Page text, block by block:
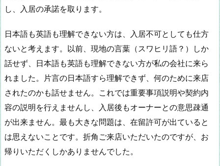
し、入居の承諾を取ります。
日本語も英語も理解できない方は、入居不可としても仕方
ないと考えます。以前、現地の言葉（スワヒリ語？）しか
話せず、日本語も英語も理解できない方が私の会社に来ら
れました。片言の日本語すら理解できず、何のために来店
されたのかも話せません。これでは重要事項説明や契約内
容の説明を行えませんし、入居後もオーナーとの意思疎通
が出来ません。最も大きな問題は、在留許可が出ていると
は思えないことです。折角ご来店いただいたのですが、お
帰りいただくしかありませんでした。